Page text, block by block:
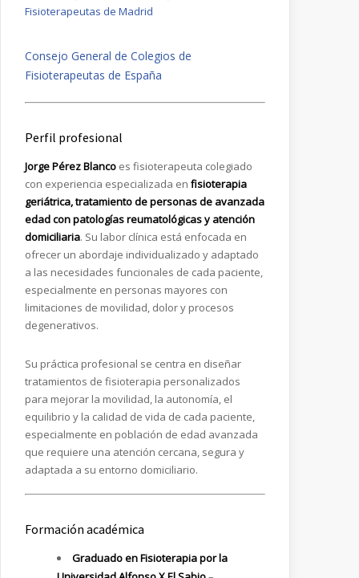
Fisioterapeutas de Madrid
Consejo General de Colegios de
Fisioterapeutas de España
Perfil profesional
Jorge Pérez Blanco es fisioterapeuta colegiado
con experiencia especializada en fisioterapia
geriátrica, tratamiento de personas de avanzada
edad con patologías reumatológicas y atención
domiciliaria. Su labor clínica está enfocada en
ofrecer un abordaje individualizado y adaptado
a las necesidades funcionales de cada paciente,
especialmente en personas mayores con
limitaciones de movilidad, dolor y procesos
degenerativos.
Su práctica profesional se centra en diseñar
tratamientos de fisioterapia personalizados
para mejorar la movilidad, la autonomía, el
equilibrio y la calidad de vida de cada paciente,
especialmente en población de edad avanzada
que requiere una atención cercana, segura y
adaptada a su entorno domiciliario.
Formación académica
Graduado en Fisioterapia por la